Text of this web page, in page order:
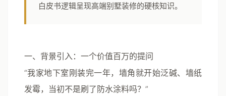
白皮书逻辑呈现高端别墅装修的硬核知识。
一、背景引入：一个价值百万的提问
“我家地下室刚装完一年，墙角就开始泛碱、墙纸
发霉，当初不是刷了防水涂料吗？”